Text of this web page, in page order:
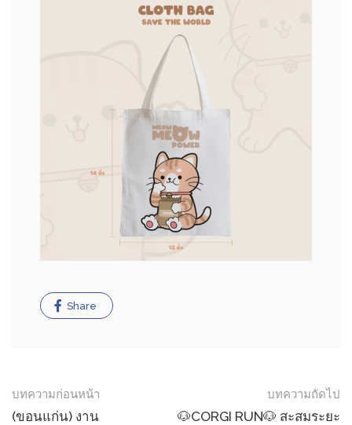
Share
Post
บทความก่อนหน้า
(ขอนแก่น) งาน
บทความถัดไป
🐶CORGI RUN🐶 สะสมระยะ